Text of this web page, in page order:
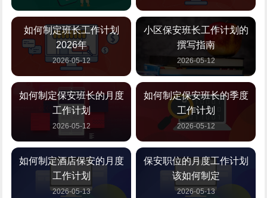
如何制定班长工作计划
2026年
2026-05-12
小区保安班长工作计划的
撰写指南
2026-05-12
如何制定保安班长的月度
工作计划
2026-05-12
如何制定保安班长的季度
工作计划
2026-05-12
如何制定酒店保安的月度
工作计划
2026-05-13
保安职位的月度工作计划
该如何制定
2026-05-13